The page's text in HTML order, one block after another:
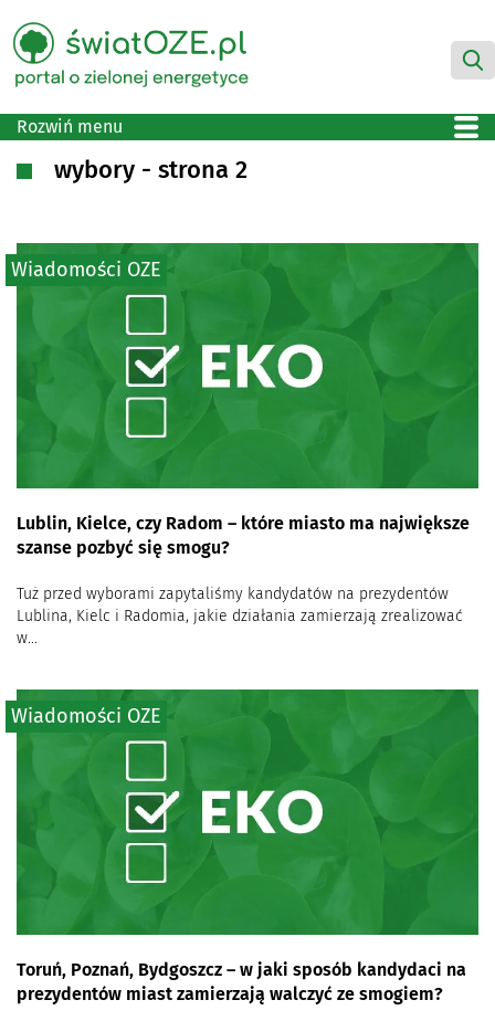
Rozwiń menu
wybory - strona 2
Lublin, Kielce, czy Radom – które miasto ma największe
szanse pozbyć się smogu?
Tuż przed wyborami zapytaliśmy kandydatów na prezydentów
Lublina, Kielc i Radomia, jakie działania zamierzają zrealizować
w...
Wiadomości OZE
Toruń, Poznań, Bydgoszcz – w jaki sposób kandydaci na
prezydentów miast zamierzają walczyć ze smogiem?
Wiadomości OZE